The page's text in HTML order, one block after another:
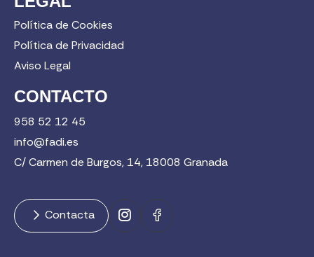
Política de Cookies
Política de Privacidad
Aviso Legal
CONTACTO
958 52 12 45
info@fadi.es
C/ Carmen de Burgos, 14, 18008 Granada
Contacta